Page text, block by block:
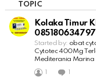
f
TOPIC
Kolaka Timur
Started by: obat
Cytotec 400Mg
Mediterania Marina
1
1